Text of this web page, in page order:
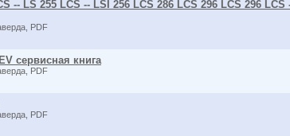
-- LS 255 LCS -- LSI 256 LCS 286 LCS 296 LCS 296 LCS
PDF
сервисная книга
PDF
PDF